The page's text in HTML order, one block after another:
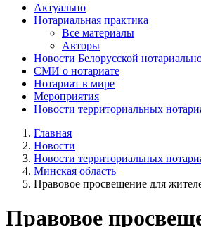
Актуально
Нотариальная практика
Все материалы
Авторы
Новости Белорусской
СМИ о нотариате
Нотариат в мире
Мероприятия
Новости территориальных
Главная
Новости
Новости территориальных
Минская область
Правовое просвещение для
Правовое